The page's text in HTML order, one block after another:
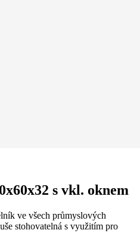
s vkl. oknem
ve všech průmyslových
stohovatelná s využitím pro